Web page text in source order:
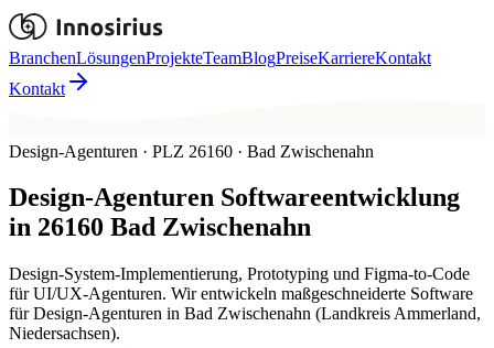
BranchenLösungenProjekteTeamBlogPreiseKarriereKontakt
Kontakt
Design-Agenturen · PLZ 26160 · Bad Zwischenahn
Design-Agenturen Softwareentwicklung
in 26160 Bad Zwischenahn
Design-System-Implementierung, Prototyping und Figma-to-Code
für UI/UX-Agenturen. Wir entwickeln maßgeschneiderte Software
für Design-Agenturen in Bad Zwischenahn (Landkreis Ammerland,
Niedersachsen).